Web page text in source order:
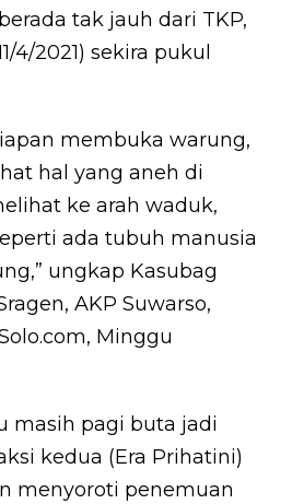
tak jauh dari TKP,
4/2021) sekira pukul
membuka warung,
hal yang aneh di
ke arah waduk,
ada tubuh manusia
ungkap Kasubag
AKP Suwarso,
Minggu
masih pagi buta jadi
kedua (Era Prihatini)
menyoroti penemuan